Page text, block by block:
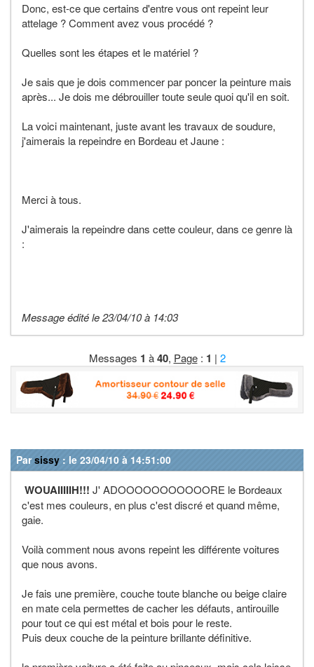
Donc, est-ce que certains d'entre vous ont repeint leur
attelage ? Comment avez vous procédé ?
Quelles sont les étapes et le matériel ?
Je sais que je dois commencer par poncer la peinture mais
après... Je dois me débrouiller toute seule quoi qu'il en soit.
La voici maintenant, juste avant les travaux de soudure,
j'aimerais la repeindre en Bordeau et Jaune :
Merci à tous.
J'aimerais la repeindre dans cette couleur, dans ce genre là
:
Message édité le 23/04/10 à 14:03
Messages 1 à40, Page: 1 | 2
Parsissy : le 23/04/10 à 14:51:00
WOUAIIIIIH!!! J' ADOOOOOOOOOOORE le Bordeaux
c'est mes couleurs, en plus c'est discré et quand même,
gaie.
Voilà comment nous avons repeint les différente voitures
que nous avons.
Je fais une première, couche toute blanche ou beige claire
en mate cela permettes de cacher les défauts, antirouille
pour tout ce qui est métal et bois pour le reste.
Puis deux couche de la peinture brillante définitive.